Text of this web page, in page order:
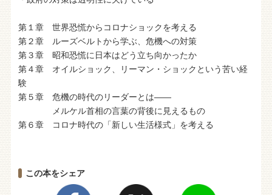
第１章 世界恐慌からコロナショックを考える
第２章 ルーズベルトから学ぶ、危機への対策
第３章 昭和恐慌に日本はどう立ち向かったか
第４章 オイルショック、リーマン・ショックという苦い経
験
第５章 危機の時代のリーダーとは――
メルケル首相の言葉の背後に見えるもの
第６章 コロナ時代の「新しい生活様式」を考える
この本をシェア